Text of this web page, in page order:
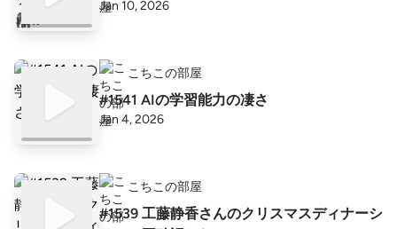
Jan 10, 2026
こちこの部屋
#1541 AIの学習能力の凄さ
Jan 4, 2026
こちこの部屋
#1539 工藤静香さんのクリスマスディナーシ